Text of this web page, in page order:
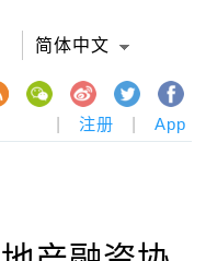
简体中文
注册 App